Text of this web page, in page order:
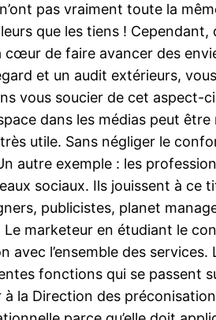
pas vraiment toute la
que les tiens ! Cependant,
cœur de faire avancer des
et un audit extérieurs,
soucier de cet aspect-
dans les médias peut
utile. Sans négliger le
exemple : les
sociaux. Ils jouissent à ce
publicistes, planet
Le marketeur en étudiant le
l’ensemble des
fonctions qui se passent
la Direction des